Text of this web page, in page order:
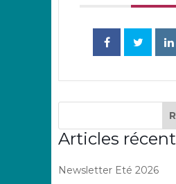
Articles
Newsletter Eté 2026